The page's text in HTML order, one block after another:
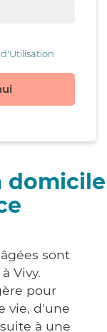
domicile
sont
Vivy.
pour
vie, d'une
à une